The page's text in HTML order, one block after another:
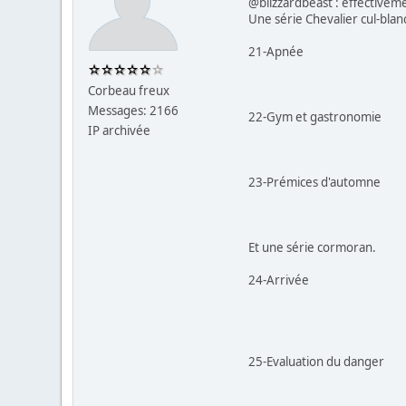
Corbeau freux
Messages: 2166
IP archivée
Une série Chevalier cul-
21-Apnée
22-Gym et gastronomie
23-Prémices d'automne
Et une série cormoran.
24-Arrivée
25-Evaluation du danger